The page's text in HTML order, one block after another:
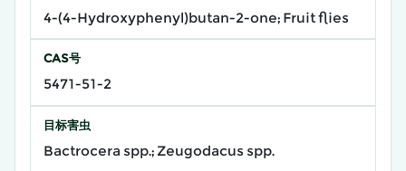
4-(4-Hydroxyphenyl)butan-2-one; Fruit flies
CAS号
5471-51-2
目标害虫
Bactrocera spp.; Zeugodacus spp.